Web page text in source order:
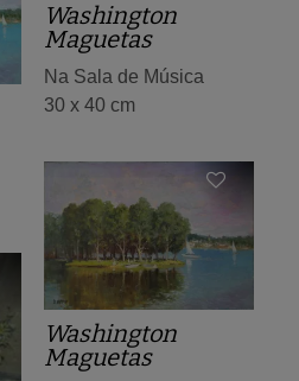
Washington
Maguetas
Na Sala de Música
30 x 40 cm
Washington
Maguetas